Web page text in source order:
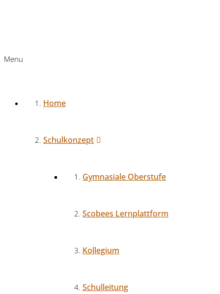
Menu
Home
Schulkonzept
Gymnasiale Oberstufe
Scobees Lernplattform
Kollegium
Schulleitung